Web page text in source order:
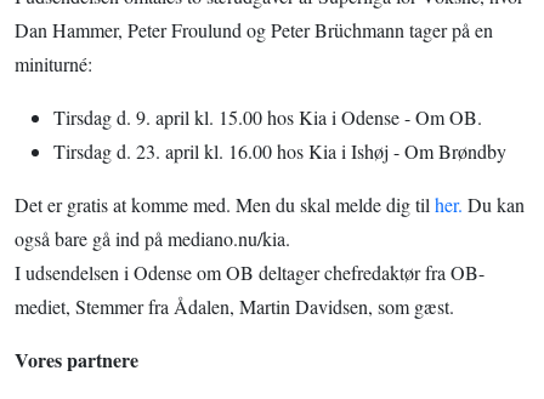
Dan Hammer, Peter Froulund og Peter Brüchmann tager på en
miniturné:
Tirsdag d. 9. april kl. 15.00 hos Kia i Odense - Om OB.
Tirsdag d. 23. april kl. 16.00 hos Kia i Ishøj - Om Brøndby
Det er gratis at komme med. Men du skal melde dig til her. Du kan
også bare gå ind på mediano.nu/kia.
I udsendelsen i Odense om OB deltager chefredaktør fra OB-
mediet, Stemmer fra Ådalen, Martin Davidsen, som gæst.
Vores partnere